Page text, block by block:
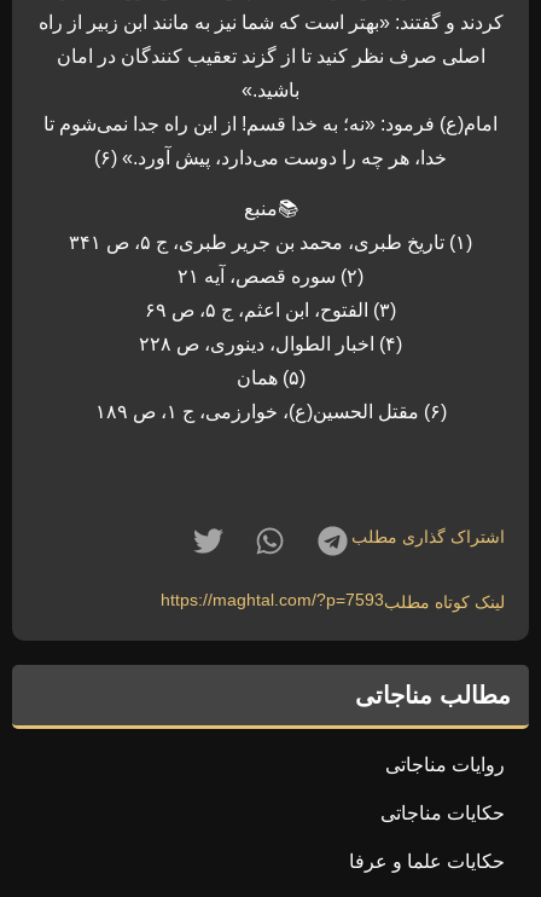
مطالب مناجاتی
روایات مناجاتی
حکایات مناجاتی
حکایات علما و عرفا
کردند و گفتند: «بهتر است که شما نیز به مانند ابن زبیر از راه
اصلی صرف نظر کنید تا از گزند تعقیب کنندگان در امان
باشید.»
امام(ع) فرمود: «نه؛ به خدا قسم! از این راه جدا نمی‌شوم تا
خدا، هر چه را دوست می‌دارد، پیش آورد.» (۶)
📚منبع
(۱) تاریخ طبری، محمد بن جریر طبری، ج ۵، ص ۳۴۱
(۲) سوره قصص، آیه ۲۱
(۳) الفتوح، ابن اعثم، ج ۵، ص ۶۹
(۴) اخبار الطوال، دینوری، ص ۲۲۸
(۵) همان
(۶) مقتل الحسین(ع)، خوارزمی، ج ۱، ص ۱۸۹
اشتراک گذاری مطلب
لینک کوتاه مطلبhttps://maghtal.com/?p=7593